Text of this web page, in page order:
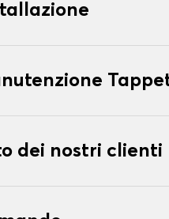
dei nostri clienti